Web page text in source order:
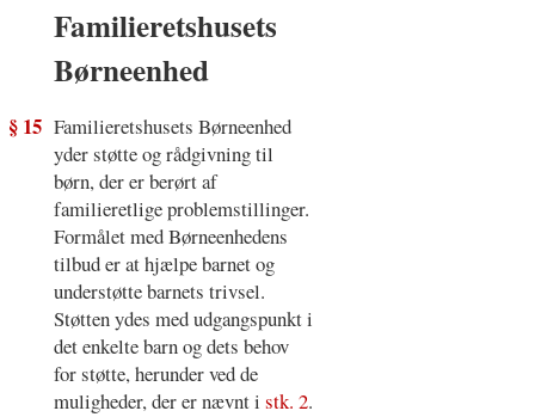
Familieretshusets
Børneenhed
§ 15 Familieretshusets Børneenhed
yder støtte og rådgivning til
børn, der er berørt af
familieretlige problemstillinger.
Formålet med Børneenhedens
tilbud er at hjælpe barnet og
understøtte barnets trivsel.
Støtten ydes med udgangspunkt i
det enkelte barn og dets behov
for støtte, herunder ved de
muligheder, der er nævnt i stk. 2.